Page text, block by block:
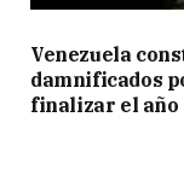
Venezuela
damnificados
finalizar el año